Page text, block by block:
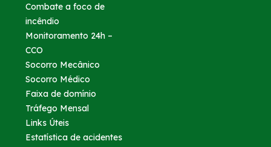
Ressarcimento
Dúvidas
Fornecedores
Nosso endereço
Combate a foco de
incêndio
Monitoramento 24h –
CCO
Socorro Mecânico
Socorro Médico
Faixa de domínio
Tráfego Mensal
Links Úteis
Estatística de acidentes